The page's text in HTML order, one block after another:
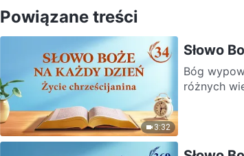
Powiązane treści
3:32
Słowo
Bóg
różnych